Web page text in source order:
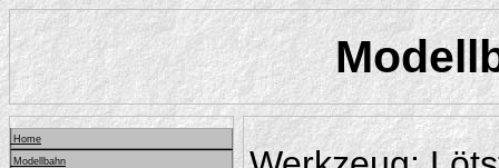
Home
Modellbahn